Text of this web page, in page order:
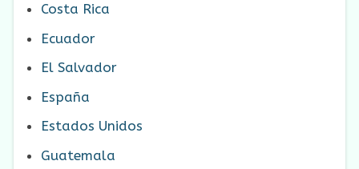
Costa Rica
Ecuador
El Salvador
España
Estados Unidos
Guatemala